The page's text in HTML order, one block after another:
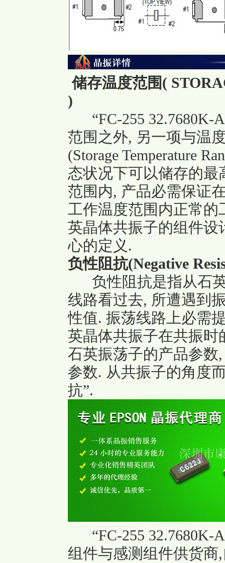
储存温度范围(
)
“FC-255 32.7680K-
范围之外, 另一项与温
(Storage Temperature
态状况下可以储存的
范围内, 产品必需保证
工作温度范围内正常
英晶体共振子的组件
心的定义.
负性阻抗(Negative
负性阻抗是指从石英
线路看过去, 所遭遇到
性值. 振荡线路上必需
英晶体共振子在共振
石英振荡子的产品参
参数. 从共振子的角度
抗”.
“FC-255 32.7680K-
组件与感测组件供货